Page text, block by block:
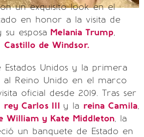
un exquisito look en el
en honor a la visita de
su esposa Melania Trump,
Castillo de Windsor.
Estados Unidos y la primera
Reino Unido en el marco
oficial desde 2019. Tras ser
rey Carlos III y la reina Camila,
William y Kate Middleton, la
un banquete de Estado en